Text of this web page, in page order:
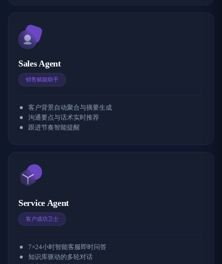
Sales Agent
销售赋能助手
客户背景自动聚合与摘要生成
沟通要点与话术实时推荐
跟进节奏智能提醒
Service Agent
客户成功卫士
7×24小时智能客服即时问答
知识库驱动的多轮对话